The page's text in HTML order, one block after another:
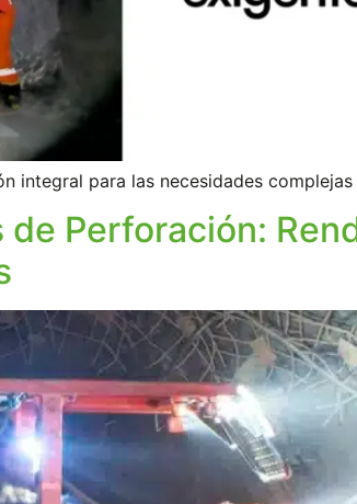
integral para las necesidades
Perforación: